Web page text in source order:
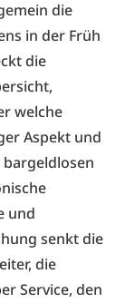
die
in der Früh
die
welche
Aspekt und
bargeldlosen
und
senkt die
die
Service, den